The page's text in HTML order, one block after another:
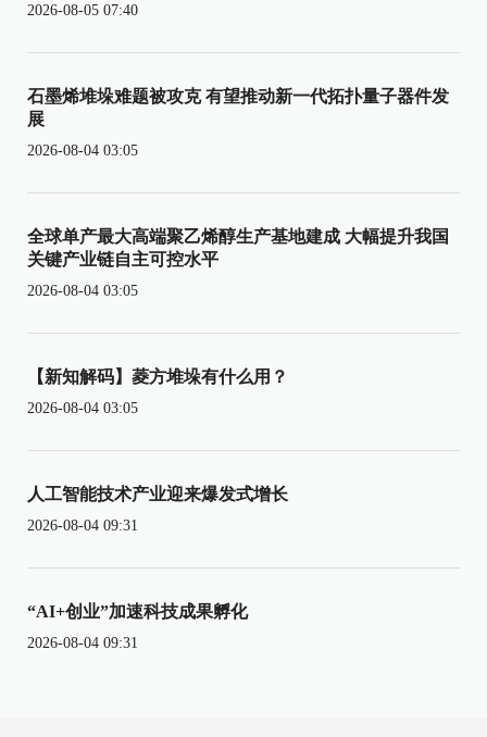
2026-08-05 07:40
石墨烯堆垛难题被攻克 有望推动新一代拓扑量子器件发
展
2026-08-04 03:05
全球单产最大高端聚乙烯醇生产基地建成 大幅提升我国
关键产业链自主可控水平
2026-08-04 03:05
【新知解码】菱方堆垛有什么用？
2026-08-04 03:05
人工智能技术产业迎来爆发式增长
2026-08-04 09:31
“AI+创业”加速科技成果孵化
2026-08-04 09:31